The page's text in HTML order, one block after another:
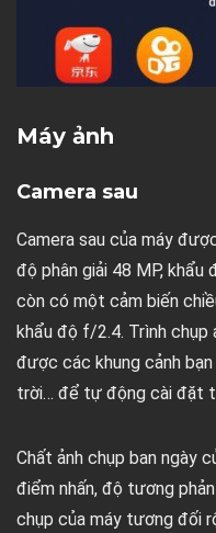
Máy ảnh
Camera sau
Camera sau của máy
độ phân giải 48 MP, khẩu
còn có một cảm biến
khẩu độ f/2.4. Trình chụp
được các khung cảnh bạn
trời… để tự động cài đặt
Chất ảnh chụp ban ngày
điểm nhấn, độ tương
chụp của máy tương đối